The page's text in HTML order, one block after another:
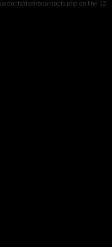
dashboardopts.php on line 12